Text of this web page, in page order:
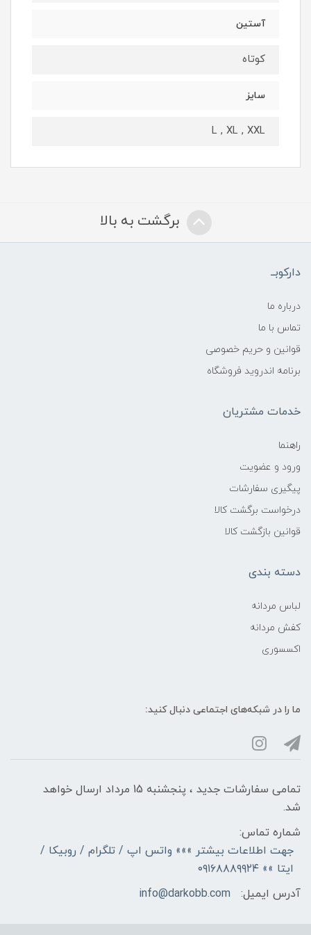
آستین
کوتاه
سایز
L , XL , XXL
برگشت به بالا
دارکوبــ
درباره ما
تماس با ما
قوانین و حریم خصوصی
برنامه اندروید فروشگاه
خدمات مشتریان
راهنما
ورود و عضویت
پیگیری سفارشات
درخواست برگشت کالا
قوانین بازگشت کالا
دسته بندی
لباس مردانه
کفش مردانه
اکسسوری
ما را در شبکه‌های اجتماعی دنبال کنید:
تمامی سفارشات جدید ، پنجشنبه 15 مرداد ارسال خواهد
شد.
شماره تماس:
جهت اطلاعات بیشتر »»» واتس اپ / تلگرام / روبیکا /
ایتا »» ۰۹۱۶۸۸۸۹۹۲۴
آدرس ایمیل:
info@darkobb.com